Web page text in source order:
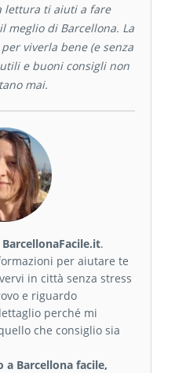
lettura ti aiuti a fare
meglio di Barcellona. La
viverla bene (e senza
e buoni consigli non
mai.
.
per aiutare te
in città senza stress
e riguardo
perché mi
che consiglio sia
a Barcellona facile,